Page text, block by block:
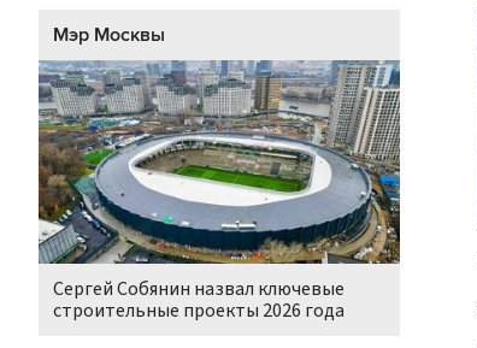
Мэр Москвы
Сергей Собянин назвал ключевые
строительные проекты 2026 года